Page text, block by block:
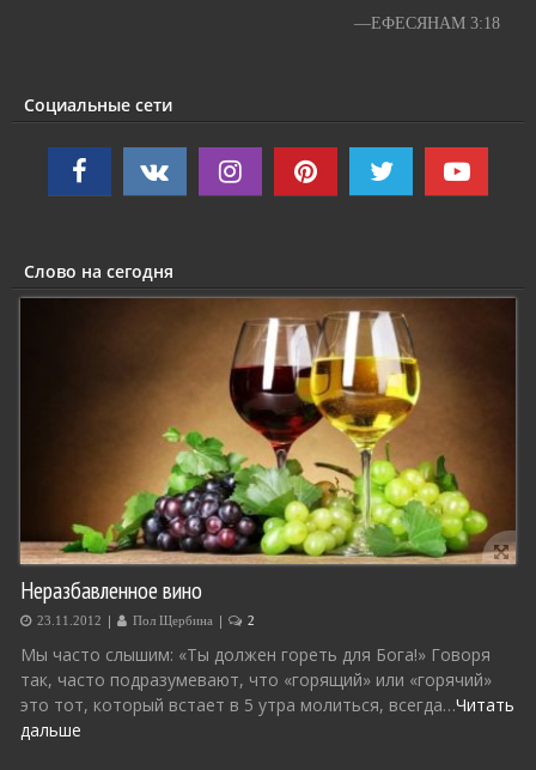
—ЕФЕСЯНАМ 3:18
Социальные сети
Слово на сегодня
Неразбавленное вино
23.11.2012 | Пол Щербина | 2
Мы часто слышим: «Ты должен гореть для Бога!» Говоря
так, часто подразумевают, что «горящий» или «горячий»
это тот, который встает в 5 утра молиться, всегда…Читать
дальше